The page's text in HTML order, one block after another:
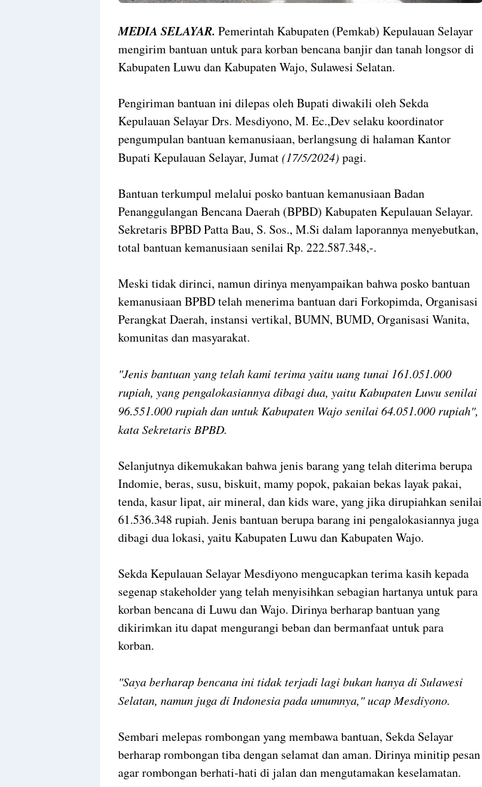
MEDIA SELAYAR. Pemerintah Kabupaten (Pemkab) Kepulauan Selayar
mengirim bantuan untuk para korban bencana banjir dan tanah longsor di
Kabupaten Luwu dan Kabupaten Wajo, Sulawesi Selatan.
Pengiriman bantuan ini dilepas oleh Bupati diwakili oleh Sekda
Kepulauan Selayar Drs. Mesdiyono, M. Ec.,Dev selaku koordinator
pengumpulan bantuan kemanusiaan, berlangsung di halaman Kantor
Bupati Kepulauan Selayar, Jumat(17/5/2024) pagi.
Bantuan terkumpul melalui posko bantuan kemanusiaan Badan
Penanggulangan Bencana Daerah (BPBD) Kabupaten Kepulauan Selayar.
Sekretaris BPBD Patta Bau, S. Sos., M.Si dalam laporannya menyebutkan,
total bantuan kemanusiaan senilai Rp. 222.587.348,-.
Meski tidak dirinci, namun dirinya menyampaikan bahwa posko bantuan
kemanusiaan BPBD telah menerima bantuan dari Forkopimda, Organisasi
Perangkat Daerah, instansi vertikal, BUMN, BUMD, Organisasi Wanita,
komunitas dan masyarakat.
"Jenis bantuan yang telah kami terima yaitu uang tunai 161.051.000
rupiah, yang pengalokasiannya dibagi dua, yaitu Kabupaten Luwu senilai
96.551.000 rupiah dan untuk Kabupaten Wajo senilai 64.051.000 rupiah",
kata Sekretaris BPBD.
Selanjutnya dikemukakan bahwa jenis barang yang telah diterima berupa
Indomie, beras, susu, biskuit, mamy popok, pakaian bekas layak pakai,
tenda, kasur lipat, air mineral, dan kids ware, yang jika dirupiahkan senilai
61.536.348 rupiah. Jenis bantuan berupa barang ini pengalokasiannya juga
dibagi dua lokasi, yaitu Kabupaten Luwu dan Kabupaten Wajo.
Sekda Kepulauan Selayar Mesdiyono mengucapkan terima kasih kepada
segenap stakeholder yang telah menyisihkan sebagian hartanya untuk para
korban bencana di Luwu dan Wajo. Dirinya berharap bantuan yang
dikirimkan itu dapat mengurangi beban dan bermanfaat untuk para
korban.
"Saya berharap bencana ini tidak terjadi lagi bukan hanya di Sulawesi
Selatan, namun juga di Indonesia pada umumnya," ucap Mesdiyono.
Sembari melepas rombongan yang membawa bantuan, Sekda Selayar
berharap rombongan tiba dengan selamat dan aman. Dirinya minitip pesan
agar rombongan berhati-hati di jalan dan mengutamakan keselamatan.